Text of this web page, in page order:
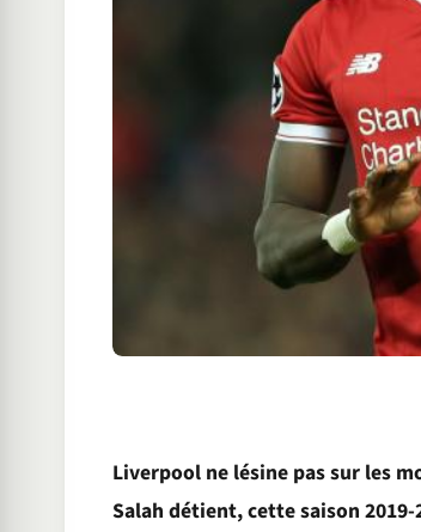
Liverpool ne lésine pas sur les
Salah détient, cette saison